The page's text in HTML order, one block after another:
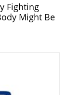
Fighting
Might Be